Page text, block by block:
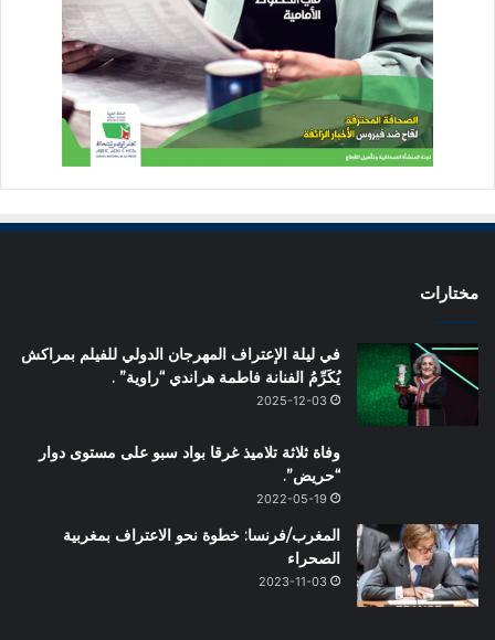
مختارات
في ليلة الإعتراف المهرجان الدولي للفيلم بمراكش
يُكَرِّمُ الفنانة فاطمة هراندي “راوية” .
2025-12-03
وفاة ثلاثة تلاميذ غرقا بواد سبو على مستوى دوار
“حريض”.
2022-05-19
المغرب/فرنسا: خطوة نحو الاعتراف بمغربية
الصحراء
2023-11-03